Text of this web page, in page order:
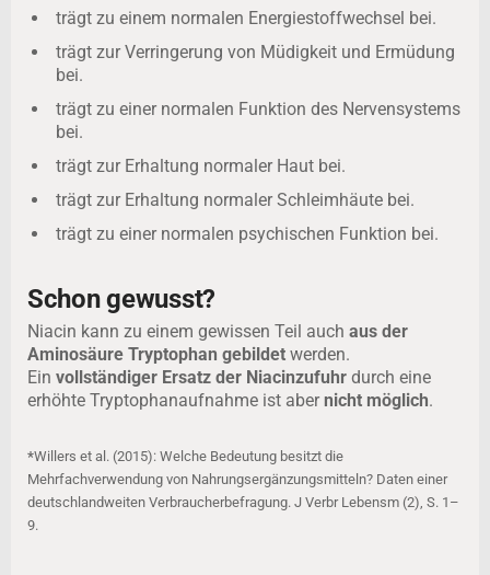
trägt zu einem normalen Energiestoffwechsel bei.
trägt zur Verringerung von Müdigkeit und Ermüdung
bei.
trägt zu einer normalen Funktion des Nervensystems
bei.
trägt zur Erhaltung normaler Haut bei.
trägt zur Erhaltung normaler Schleimhäute bei.
trägt zu einer normalen psychischen Funktion bei.
Schon gewusst?
Niacin kann zu einem gewissen Teil auch aus der
Aminosäure Tryptophan gebildet werden.
Ein vollständiger Ersatz der Niacinzufuhr durch eine
erhöhte Tryptophanaufnahme ist abernicht möglich.
*Willers et al. (2015): Welche Bedeutung besitzt die
Mehrfachverwendung von Nahrungsergänzungsmitteln? Daten einer
deutschlandweiten Verbraucherbefragung. J Verbr Lebensm (2), S. 1–
9.